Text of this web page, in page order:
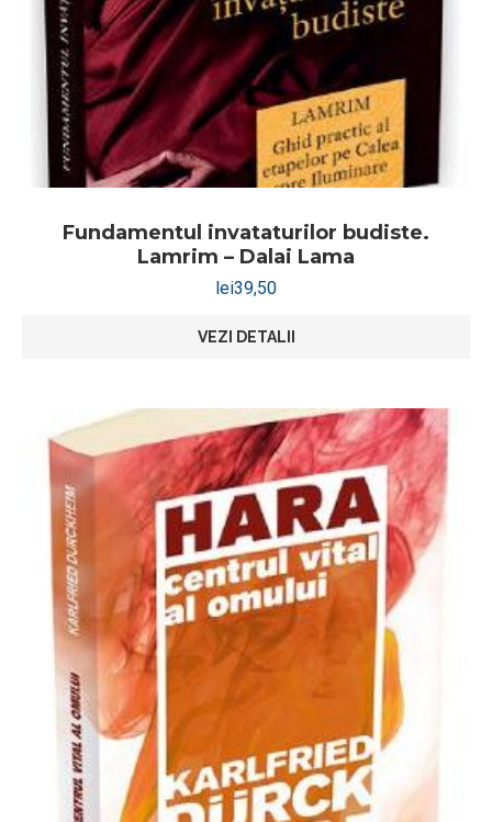
Fundamentul invataturilor budiste.
Lamrim – Dalai Lama
lei39,50
VEZI DETALII